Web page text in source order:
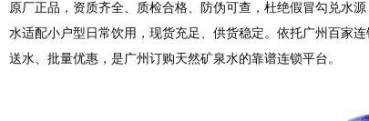
原厂正品，资质齐全、质检合格、防伪可查，杜绝假冒勾兑水
水适配小户型日常饮用，现货充足、供货稳定。依托广州百家
送水、批量优惠，是广州订购天然矿泉水的靠谱连锁平台。